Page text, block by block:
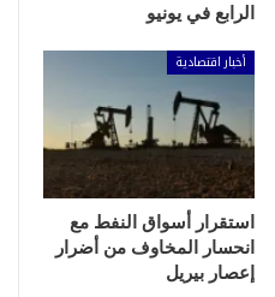
الرابع في يونيو
أخبار اقتصادية
استقرار أسواق النفط مع
انحسار المخاوف من أضرار
إعصار بيريل